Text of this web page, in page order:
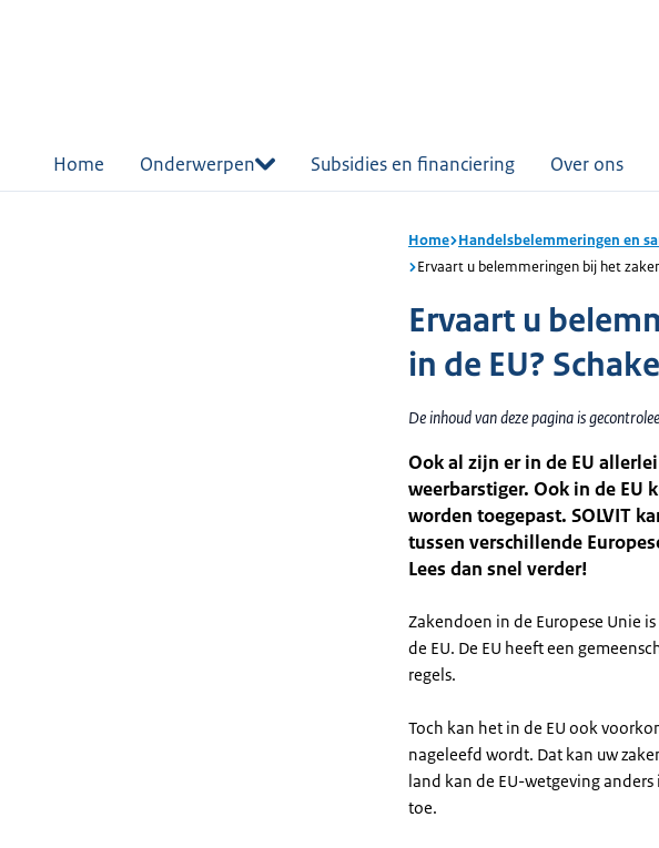
Home Onderwerpen Subsidies en financiering Over ons
Home Handelsbelemmeringen en
Ervaart u belemmeringen bij het
Ervaart u
in de EU?
De inhoud van deze pagina is
Ook al zijn er in de EU
weerbarstiger. Ook in de EU
worden toegepast. SOLVIT
tussen verschillende
Lees dan snel verder!
Zakendoen in de Europese Unie
de EU. De EU heeft een
regels.
Toch kan het in de EU ook
nageleefd wordt. Dat kan uw
land kan de EU-wetgeving
toe.